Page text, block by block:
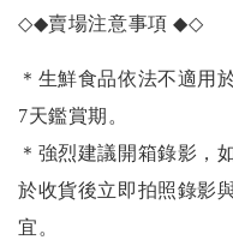
◇◆賣場注意事項◆◇
＊生鮮食品依法不適用
7天鑑賞期。
＊強烈建議開箱錄影，
於收貨後立即拍照錄影
宜。